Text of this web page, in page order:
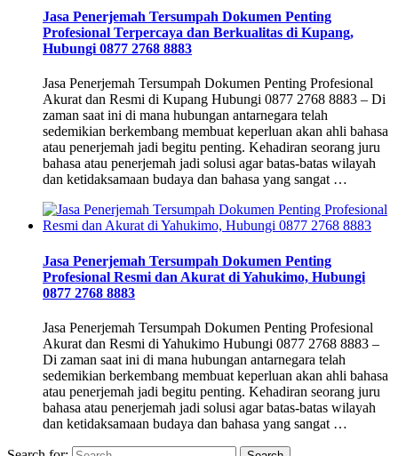
Jasa Penerjemah Tersumpah Dokumen Penting
Profesional Terpercaya dan Berkualitas di Kupang,
Hubungi 0877 2768 8883
Jasa Penerjemah Tersumpah Dokumen Penting Profesional
Akurat dan Resmi di Kupang Hubungi 0877 2768 8883 – Di
zaman saat ini di mana hubungan antarnegara telah
sedemikian berkembang membuat keperluan akan ahli bahasa
atau penerjemah jadi begitu penting. Kehadiran seorang juru
bahasa atau penerjemah jadi solusi agar batas-batas wilayah
dan ketidaksamaan budaya dan bahasa yang sangat …
Jasa Penerjemah Tersumpah Dokumen Penting
Profesional Resmi dan Akurat di Yahukimo, Hubungi
0877 2768 8883
Jasa Penerjemah Tersumpah Dokumen Penting Profesional
Akurat dan Resmi di Yahukimo Hubungi 0877 2768 8883 –
Di zaman saat ini di mana hubungan antarnegara telah
sedemikian berkembang membuat keperluan akan ahli bahasa
atau penerjemah jadi begitu penting. Kehadiran seorang juru
bahasa atau penerjemah jadi solusi agar batas-batas wilayah
dan ketidaksamaan budaya dan bahasa yang sangat …